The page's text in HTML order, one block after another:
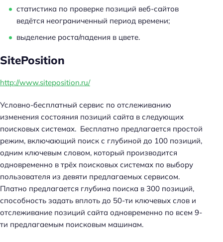
статистика по проверке позиций веб-сайтов
ведётся неограниченный период времени;
выделение роста/падения в цвете.
SitePosition
http://www.siteposition.ru/
Условно-бесплатный сервис по отслеживанию
изменения состояния позиций сайта в следующих
поисковых системах. Бесплатно предлагается простой
режим, включающий поиск с глубиной до 100 позиций,
одним ключевым словом, который производится
одновременно в трёх поисковых системах по выбору
пользователя из девяти предлагаемых сервисом.
Платно предлагается глубина поиска в 300 позиций,
способность задать вплоть до 50-ти ключевых слов и
отслеживание позиций сайта одновременно по всем 9-
ти предлагаемым поисковым машинам.